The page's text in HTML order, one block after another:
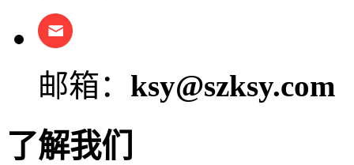
邮箱： ksy@szksy.com
了解我们